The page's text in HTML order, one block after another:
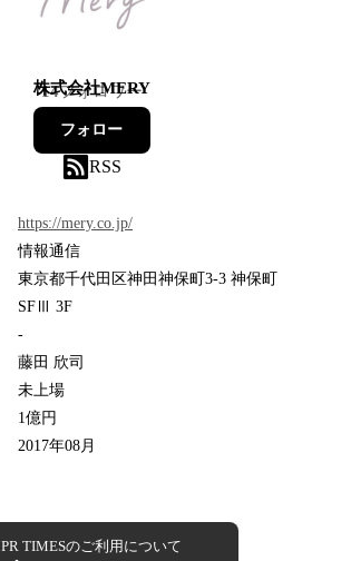
株式会社MERY
14フォロワー
フォロー
RSS
https://mery.co.jp/
情報通信
東京都千代田区神田神保町3-3 神保町
SFⅢ 3F
-
藤田 欣司
未上場
1億円
2017年08月
PR TIMESのご利用について